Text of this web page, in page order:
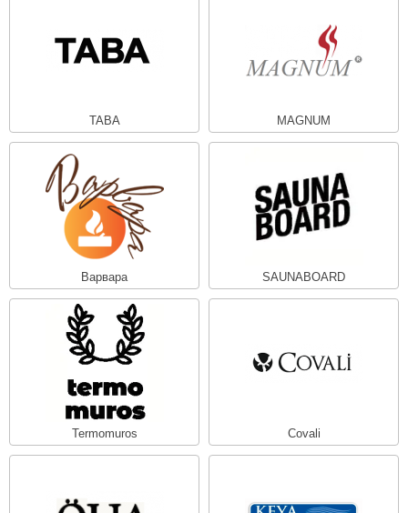
TABA MAGNUM
Варвара SAUNABOARD
Termomuros Covali